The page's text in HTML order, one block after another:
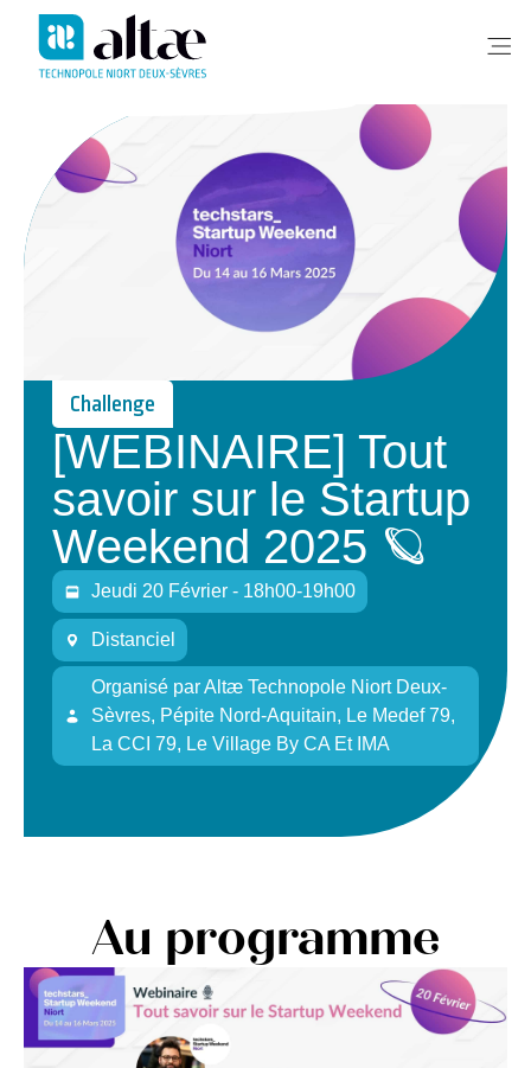
Challenge
[WEBINAIRE] Tout
savoir sur le Startup
Weekend 2025 🪐
Jeudi 20 Février - 18h00-19h00
Distanciel
Organisé parAltæ Technopole Niort Deux-
Sèvres, Pépite Nord-Aquitain, Le Medef 79,
La CCI 79, Le Village By CA Et IMA
Au programme